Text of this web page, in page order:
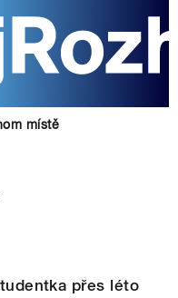
místě
přes léto